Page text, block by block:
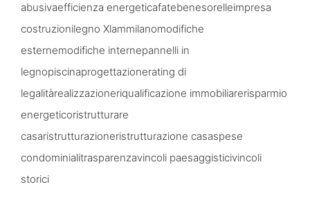
abusivaefficienza energeticafatebenesorelleimpresa
costruzionilegno Xlammilanomodifiche
esternemodifiche internepannelli in
legnopiscinaprogettazionerating di
legalitàrealizzazioneriqualificazione immobiliarerisparmio
energeticoristrutturare
casaristrutturazioneristrutturazione casaspese
condominialitrasparenzavincoli paesaggisticivincoli
storici